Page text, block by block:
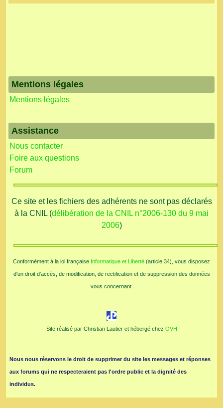
Mentions légales
Mentions légales
Assistance
Nous contacter
Foire aux questions
Forum
Ce site et les fichiers des adhérents ne sont pas déclarés
à la CNIL (délibération de la CNIL n°2006-130 du 9 mai
2006)
Conformément à la loi française Informatique et Liberté (article 34), vous disposez
d'un droit d'accès, de modification, de rectification et de suppression des données
vous concernant.
Site réalisé par Christian Lautier et hébergé chez OVH
Nous nous réservons le droit de supprimer du site les messages et réponses
aux forums qui ne respecteraient pas l'ordre public et la dignité des
individus.